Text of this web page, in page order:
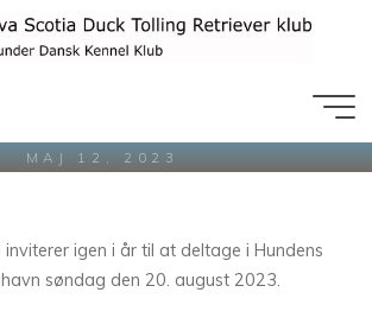
Nyheder
Dag i Tivoli,
MAJ 12, 2023
Helle Pedersen
inviterer igen i år til at deltage i Hundens
søndag den 20. august 2023.